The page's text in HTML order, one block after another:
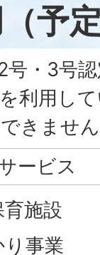
予
号・3号
利用し
きません
ービス
育施設
り事業